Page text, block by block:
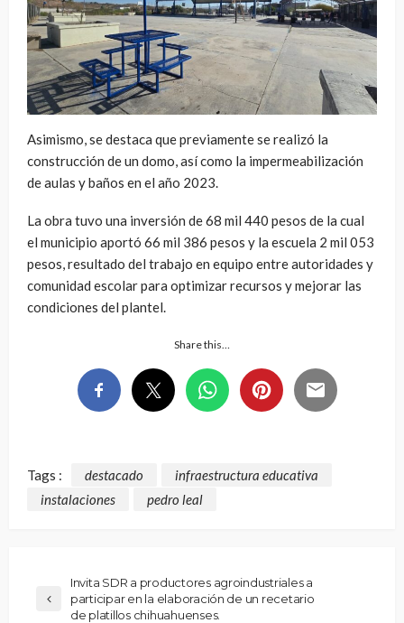
Asimismo, se destaca que previamente se realizó la
construcción de un domo, así como la impermeabilización
de aulas y baños en el año 2023.
La obra tuvo una inversión de 68 mil 440 pesos de la cual
el municipio aportó 66 mil 386 pesos y la escuela 2 mil 053
pesos, resultado del trabajo en equipo entre autoridades y
comunidad escolar para optimizar recursos y mejorar las
condiciones del plantel.
Share this…
Tags : destacado
infraestructura educativa
instalaciones
pedro leal
Invita SDR a productores agroindustriales a
participar en la elaboración de un recetario
de platillos chihuahuenses.